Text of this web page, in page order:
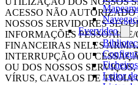
Evervideo
Ficheiros
Leitor
ACESSO NÃO
NOSSOS SERVIDORES
INFORMAÇÕES PESSOAIS
FINANCEIRAS NELES
INTERRUPÇÃO OU
OU DOS NOSSOS
VÍRUS, CAVALOS DE TROIA